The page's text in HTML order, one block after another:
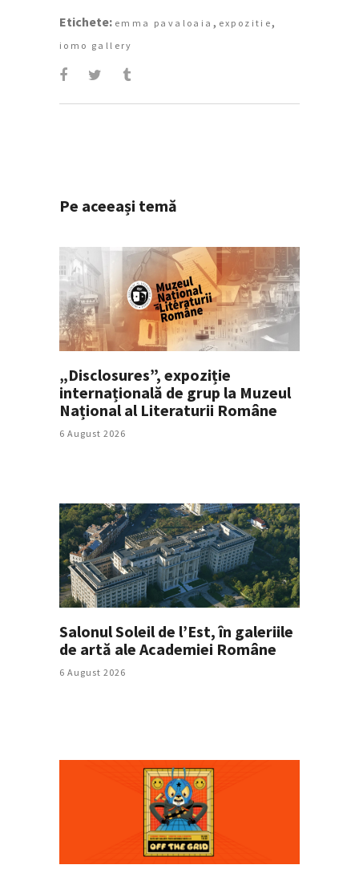
Etichete: emma pavaloaia , expozitie ,
iomo gallery
Pe aceeași temă
„Disclosures”, expoziție
internațională de grup la Muzeul
Național al Literaturii Române
6 August 2026
Salonul Soleil de l’Est, în galeriile
de artă ale Academiei Române
6 August 2026